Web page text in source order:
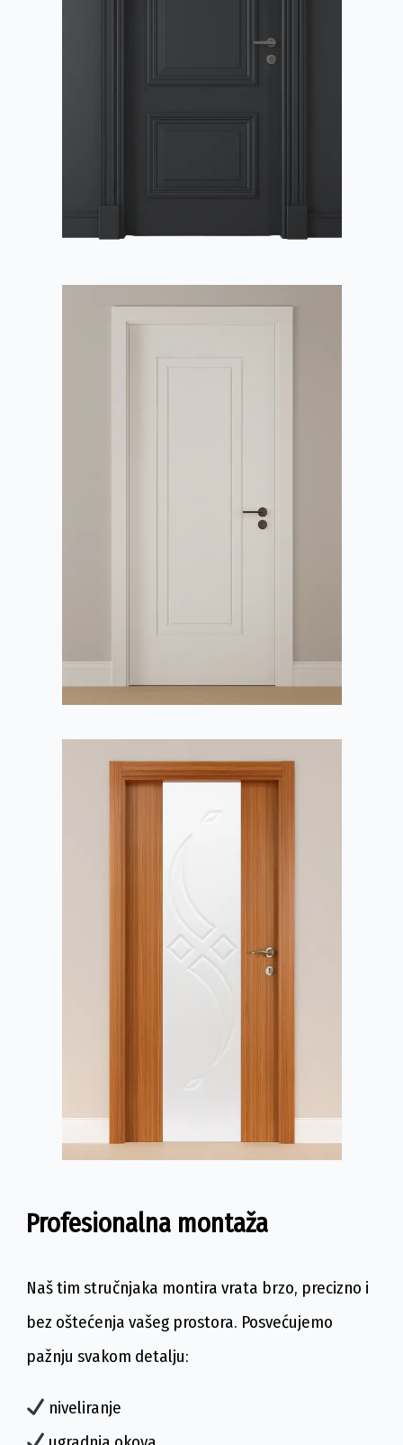
Profesionalna montaža
Naš tim stručnjaka montira vrata brzo, precizno i
bez oštećenja vašeg prostora. Posvećujemo
pažnju svakom detalju:
niveliranje